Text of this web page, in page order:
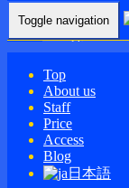
Toggle navigation
Top
About us
Staff
Price
Access
Blog
日本語
Home-TS第…
TS第７ビルにお入